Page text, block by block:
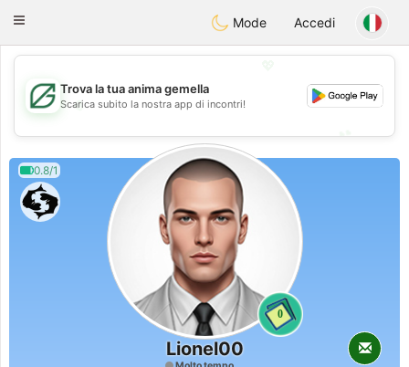
Dating
Toggle
Mode Accedi
💖
💕
Trova la tua anima gemella
Scarica subito la nostra app di incontri!
0.8/1
0
Lionel00